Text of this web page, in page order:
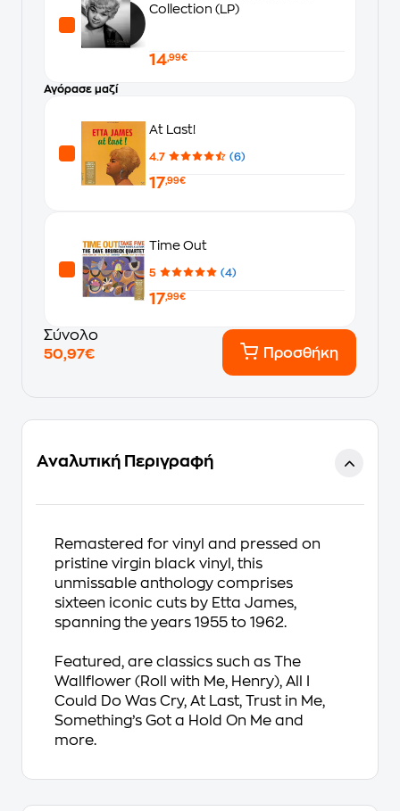
Collection (LP)
14,99€
Αγόρασε μαζί
At Last!
4.7 (6)
17,99€
Time Out
5 (4)
17,99€
Σύνολο
50,97€
Προσθήκη
Αναλυτική Περιγραφή
Remastered for vinyl and pressed on
pristine virgin black vinyl, this
unmissable anthology comprises
sixteen iconic cuts by Etta James,
spanning the years 1955 to 1962.
Featured, are classics such as The
Wallflower (Roll with Me, Henry), All I
Could Do Was Cry, At Last, Trust in Me,
Something’s Got a Hold On Me and
more.